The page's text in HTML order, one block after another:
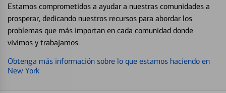
Estamos comprometidos a ayudar a nuestras comunidades a
prosperar, dedicando nuestros recursos para abordar los
problemas que más importan en cada comunidad donde
vivimos y trabajamos.
Obtenga más información sobre lo que estamos haciendo en
New York